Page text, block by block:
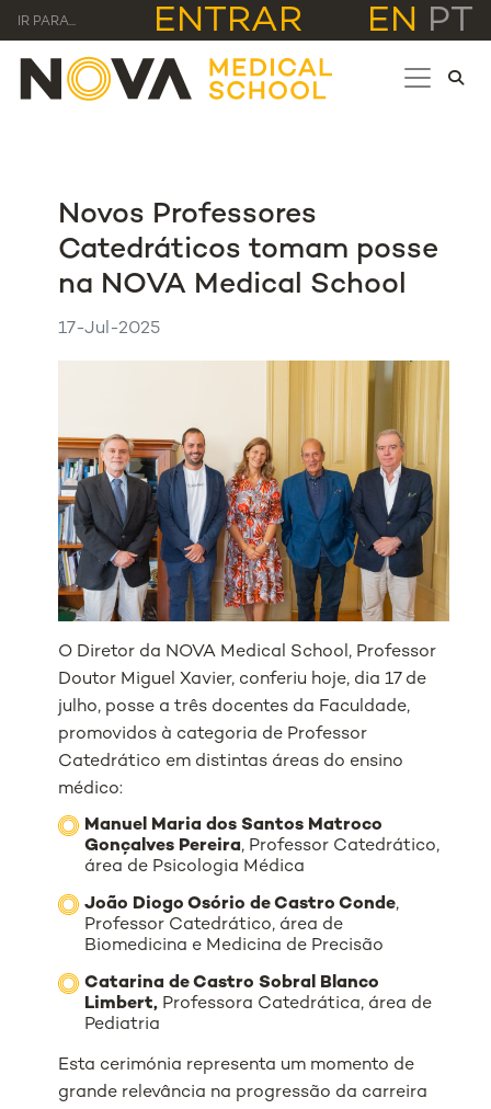
IR PARA... ENTRAR EN PT
Novos Professores
Catedráticos tomam posse
na NOVA Medical School
17-Jul-2025
O Diretor da NOVA Medical School, Professor
Doutor Miguel Xavier, conferiu hoje, dia 17 de
julho, posse a três docentes da Faculdade,
promovidos à categoria de Professor
Catedrático em distintas áreas do ensino
médico:
Manuel Maria dos Santos Matroco
Gonçalves Pereira, Professor Catedrático,
área de Psicologia Médica
João Diogo Osório de Castro Conde,
Professor Catedrático, área de
Biomedicina e Medicina de Precisão
Catarina de Castro Sobral Blanco
Limbert, Professora Catedrática, área de
Pediatria
Esta cerimónia representa um momento de
grande relevância na progressão da carreira